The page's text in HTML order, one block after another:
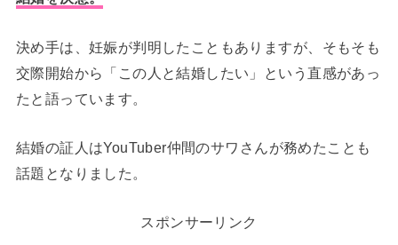
決め手は、妊娠が判明したこともありますが、そもそも
交際開始から「この人と結婚したい」という直感があっ
たと語っています。
結婚の証人はYouTuber仲間のサワさんが務めたことも
話題となりました。
スポンサーリンク